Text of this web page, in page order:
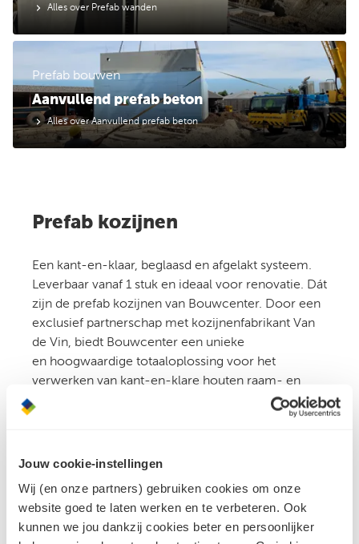
Jouw cookie-instellingen
Wij (en onze partners) gebruiken cookies om onze
website goed te laten werken en te verbeteren. Ook
kunnen we jou dankzij cookies beter en persoonlijker
Alles over Prefab wanden
Aanvullend prefab beton
Prefab bouwen
Alles over Aanvullend prefab beton
Prefab kozijnen
Een kant-en-klaar, beglaasd en afgelakt systeem.
Leverbaar vanaf 1 stuk en ideaal voor renovatie. Dát
zijn de prefab kozijnen van Bouwcenter. Door een
exclusief partnerschap met kozijnenfabrikant Van
de Vin, biedt Bouwcenter een unieke
en hoogwaardige totaaloplossing voor het
verwerken van kant-en-klare houten raam- en
deurkozijnen voor jouw nieuwbouw- of
Meer over prefab kozijnen